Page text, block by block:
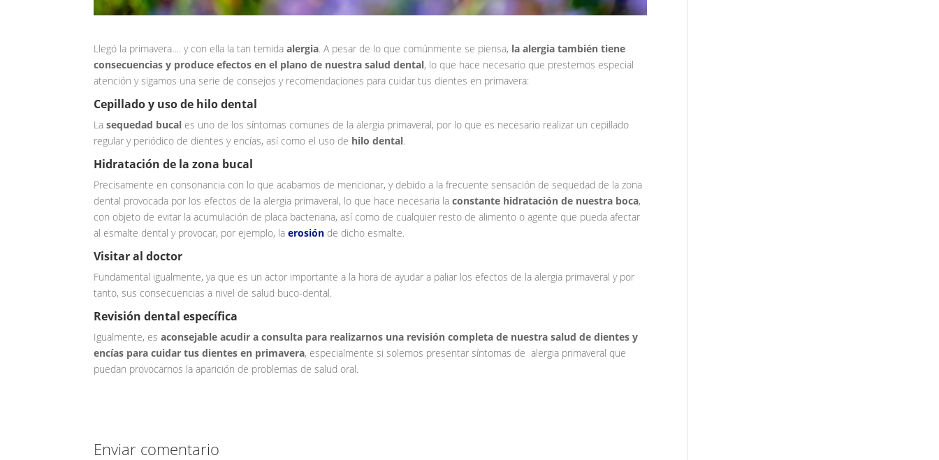
Llegó la primavera…. y con ella la tan temidaalergia. A pesar de lo que comúnmente se piensa, la alergia también tiene
consecuencias y produce efectos en el plano de nuestra salud dental, lo que hace necesario que prestemos especial
atención y sigamos una serie de consejos y recomendaciones para cuidar tus dientes en primavera:
Cepillado y uso de hilo dental
Lasequedad bucal es uno de los síntomas comunes de la alergia primaveral, por lo que es necesario realizar un cepillado
regular y periódico de dientes y encías, así como el uso de hilo dental.
Hidratación de la zona bucal
Precisamente en consonancia con lo que acabamos de mencionar, y debido a la frecuente sensación de sequedad de la zona
dental provocada por los efectos de la alergia primaveral, lo que hace necesaria laconstante hidratación de nuestra boca,
con objeto de evitar la acumulación de placa bacteriana, así como de cualquier resto de alimento o agente que pueda afectar
al esmalte dental y provocar, por ejemplo, laerosión de dicho esmalte.
Visitar al doctor
Fundamental igualmente, ya que es un actor importante a la hora de ayudar a paliar los efectos de la alergia primaveral y por
tanto, sus consecuencias a nivel de salud buco-dental.
Revisión dental específica
Igualmente, esaconsejable acudir a consulta para realizarnos una revisión completa de nuestra salud de dientes y
encías para cuidar tus dientes en primavera, especialmente si solemos presentar síntomas de alergia primaveral que
puedan provocarnos la aparición de problemas de salud oral.
Enviar comentario